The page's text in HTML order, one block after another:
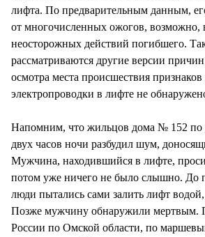
лифта. По предварительным данным,
от многочисленных ожогов, возможно, в
неосторожных действий погибшего.
рассматриваются другие версии
осмотра места происшествия
электропроводки в лифте не
Напомним, что жильцов дома № 152 по
двух часов ночи разбудил шум,
Мужчина, находившийся в лифте,
потом уже ничего не было слышно. До
люди пытались сами залить лифт водой,
Позже мужчину обнаружили
России по Омской области, по